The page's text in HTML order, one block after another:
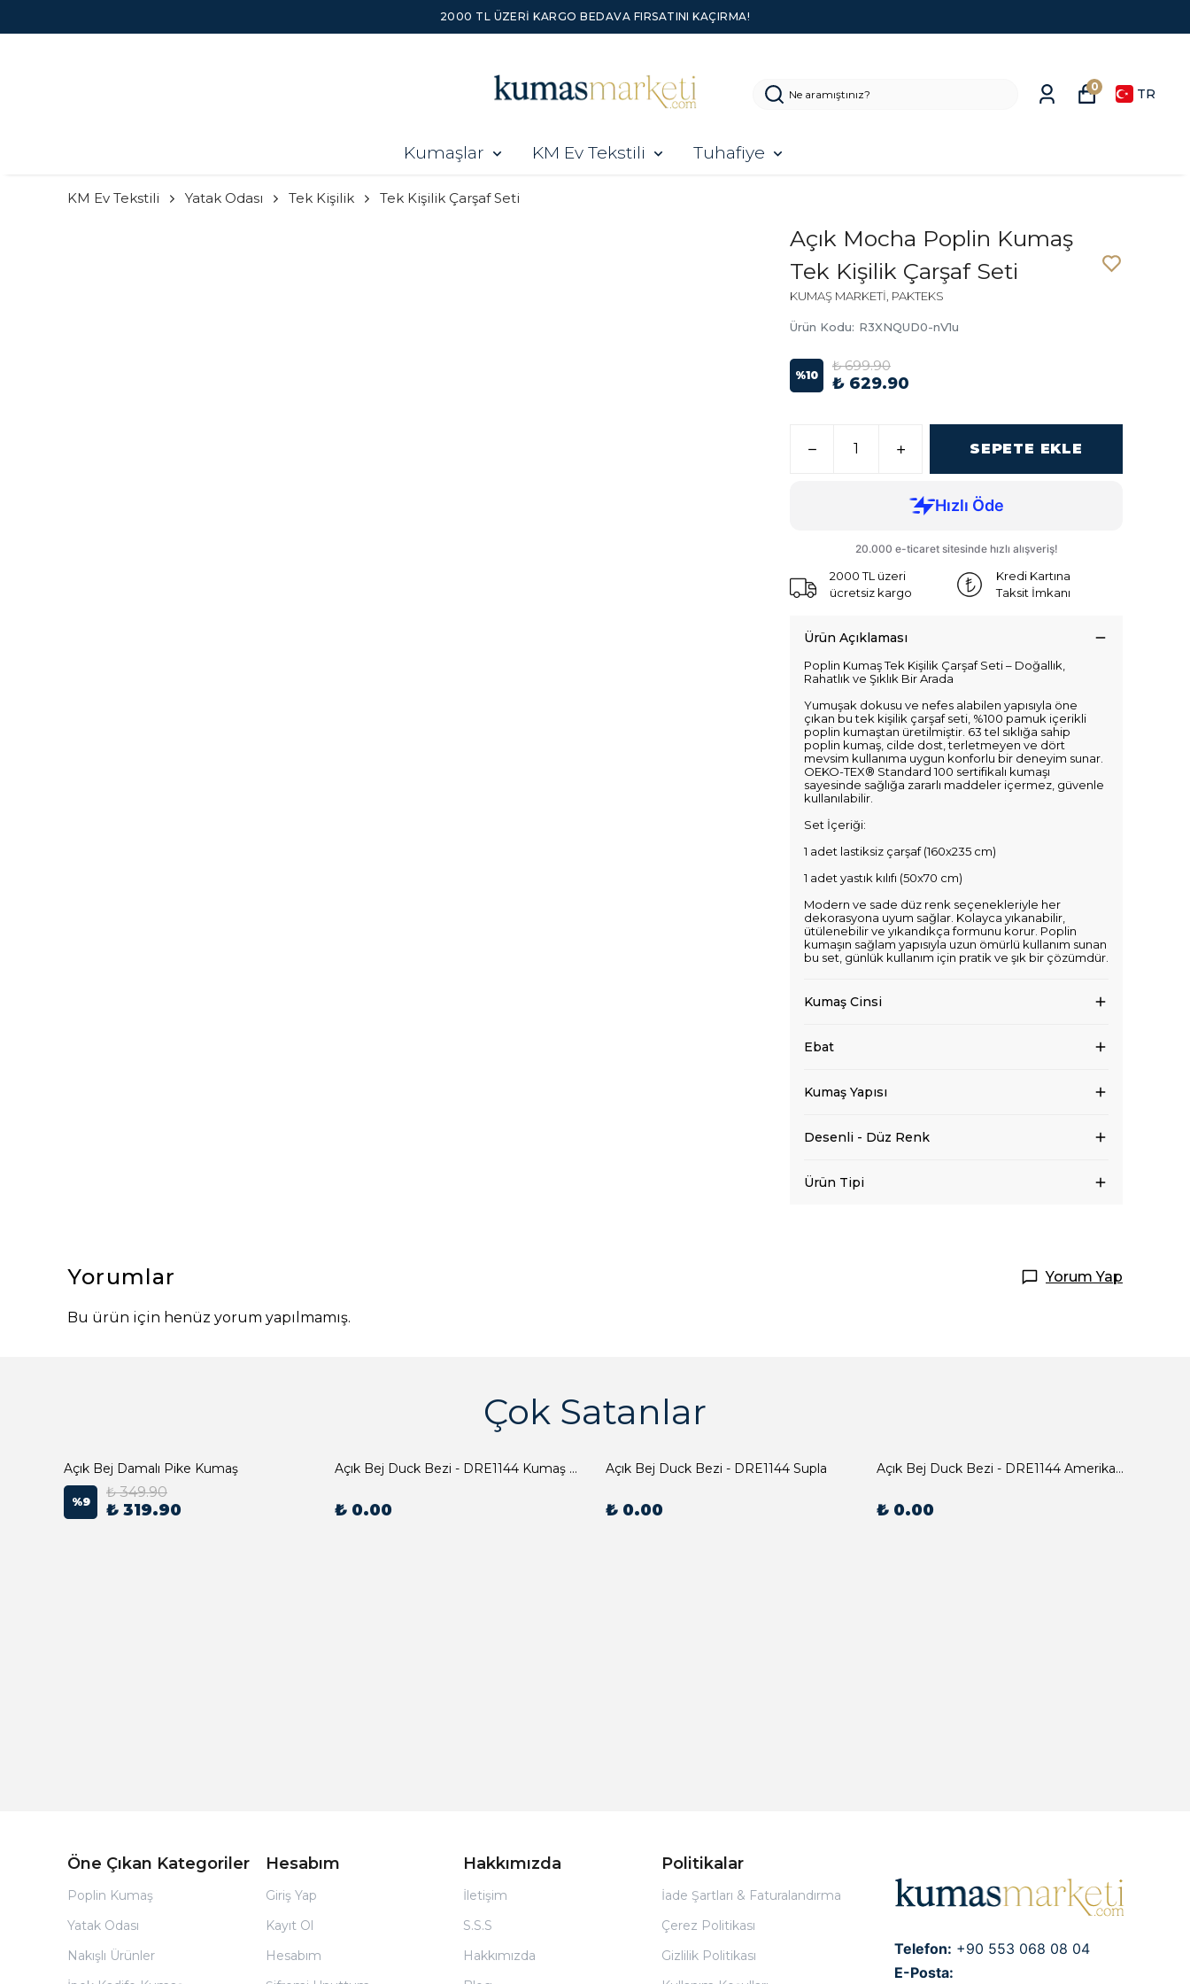
2000 TL ÜZERI KARGO BEDAVA FIRSATINI KAÇIRMA!
Kumaşlar KM Ev Tekstili Tuhafiye
0 TR
KM Ev Tekstili Yatak Odası Tek Kişilik Tek Kişilik Çarşaf Seti
Açık Mocha Poplin Kumaş
Tek Kişilik Çarşaf Seti
KUMAŞ MARKETİ, PAKTEKS
Ürün Kodu: R3XNQUD0-nV1u
%10
₺ 699.90
₺ 629.90
SEPETE EKLE
2000 TL üzeri
ücretsiz kargo
Kredi Kartına
Taksit İmkanı
Ürün Açıklaması
Poplin Kumaş Tek Kişilik Çarşaf Seti – Doğallık,
Rahatlık ve Şıklık Bir Arada
Yumuşak dokusu ve nefes alabilen yapısıyla öne
çıkan bu tek kişilik çarşaf seti, %100 pamuk içerikli
poplin kumaştan üretilmiştir. 63 tel sıklığa sahip
poplin kumaş, cilde dost, terletmeyen ve dört
mevsim kullanıma uygun konforlu bir deneyim sunar.
OEKO-TEX® Standard 100 sertifikalı kumaşı
sayesinde sağlığa zararlı maddeler içermez, güvenle
kullanılabilir.
Set İçeriği:
1 adet lastiksiz çarşaf (160x235 cm)
1 adet yastık kılıfı (50x70 cm)
Modern ve sade düz renk seçenekleriyle her
dekorasyona uyum sağlar. Kolayca yıkanabilir,
ütülenebilir ve yıkandıkça formunu korur. Poplin
kumaşın sağlam yapısıyla uzun ömürlü kullanım sunan
bu set, günlük kullanım için pratik ve şık bir çözümdür.
Kumaş Cinsi
Ebat
Kumaş Yapısı
Desenli - Düz Renk
Ürün Tipi
Yorumlar Yorum Yap
Bu ürün için henüz yorum yapılmamış.
Çok Satanlar
Açık Bej Damalı Pike Kumaş
%9
₺ 349.90
₺ 319.90
Açık Bej Duck Bezi - DRE1144 Kumaş Peçete
₺ 0.00
Açık Bej Duck Bezi - DRE1144 Supla
₺ 0.00
Açık Bej Duck Bezi - DRE1144 Amerikan Servis
₺ 0.00
Öne Çıkan Kategoriler
Poplin Kumaş
Yatak Odası
Nakışlı Ürünler
Hesabım
Giriş Yap
Kayıt Ol
Hesabım
Hakkımızda
İletişim
S.S.S
Hakkımızda
Politikalar
İade Şartları & Faturalandırma
Çerez Politikası
Gizlilik Politikası
Telefon: +90 553 068 08 04
E-Posta: